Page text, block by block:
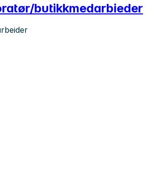
butikkmedarbieder